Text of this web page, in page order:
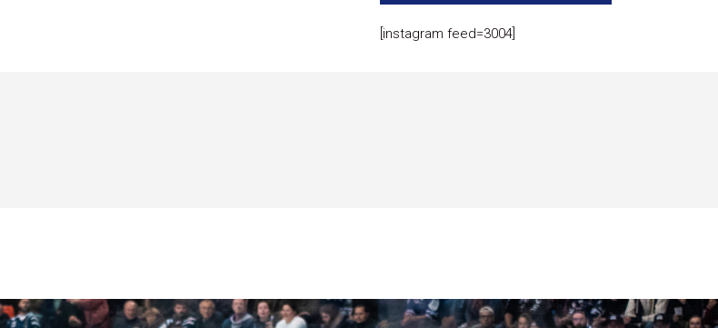
[instagram feed=3004]